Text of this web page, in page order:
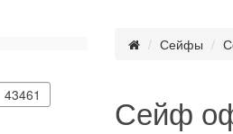
Сейфы
Сейф